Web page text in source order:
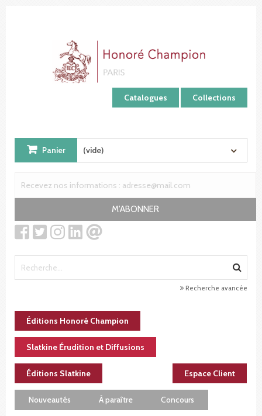
Catalogues Collections
Panier (vide)
M'ABONNER
Recherche avancée
Éditions Honoré Champion
Slatkine Érudition et Diffusions
Éditions Slatkine Espace Client
Nouveautés À paraître Concours